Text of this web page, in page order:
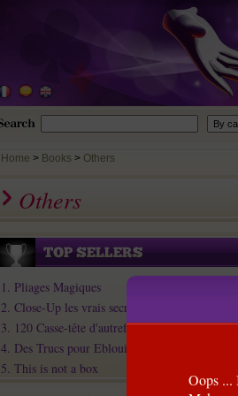
Home > Books Others
Others
1. Pliages Magiques
2. Close-Up les vrais secrets de la magie
3. 120 Casse-tête d'autrefois inédits
4. Des Trucs pour Eblouir les Nanas (Tome 2)
5. This is not a box
Oops ...